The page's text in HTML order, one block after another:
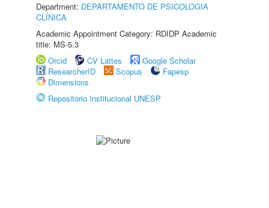
Department: DEPARTAMENTO DE PSICOLOGIA
CLÍNICA
Academic Appointment Category: RDIDP Academic
title: MS-5.3
Orcid
CV Lattes
Google Scholar
ResearcherID
Scopus
Fapesp
Dimensions
Repositório Institucional UNESP